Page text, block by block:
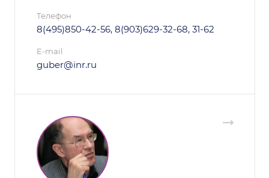
Телефон
8(495)850-42-56, 8(903)629-32-68, 31-62
E-mail
guber@inr.ru